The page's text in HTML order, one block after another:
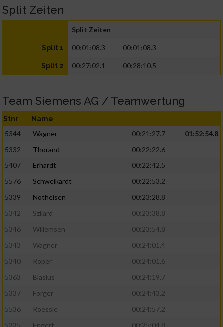
Split Zeiten
Split Zeiten
Split 1 00:01:08.3 00:01:08.3
Split 2 00:27:02.1 00:28:10.5
Team Siemens AG / Teamwertung
Stnr Name
5344 Wagner 00:21:27.7
01:52:54.8
5332
Thorand
00:22:22.6
5407
Erhardt
00:22:42.5
5576
Schweikardt
00:22:53.2
5339
Notheisen
00:23:28.8
5342
Szilard
00:23:38.8
5346
Willemsen
00:23:54.8
5343
Wagner
00:24:01.4
5340
Röper
00:24:01.6
5363
Bläsius
00:24:19.7
5337
Forger
00:24:43.2
5536
Roessle
00:24:57.2
5335
Engert
00:25:04.8